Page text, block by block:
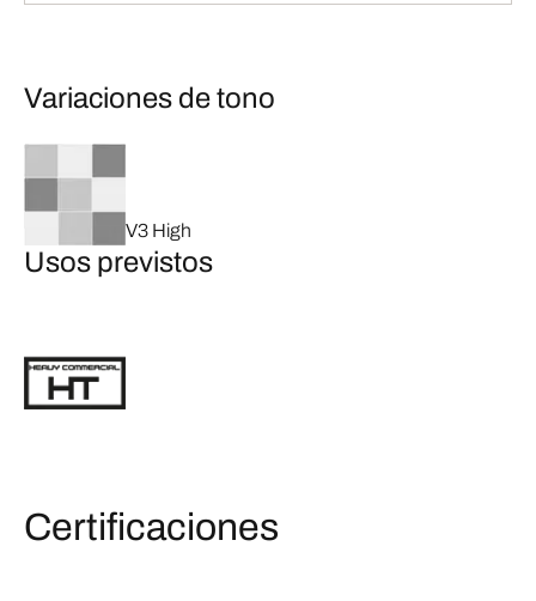
Variaciones de tono
V3 High
Usos previstos
Certificaciones